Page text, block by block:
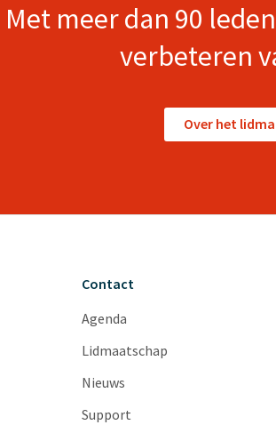
Met meer dan 90
verbeteren
Over het
Contact
Agenda
Lidmaatschap
Nieuws
Support